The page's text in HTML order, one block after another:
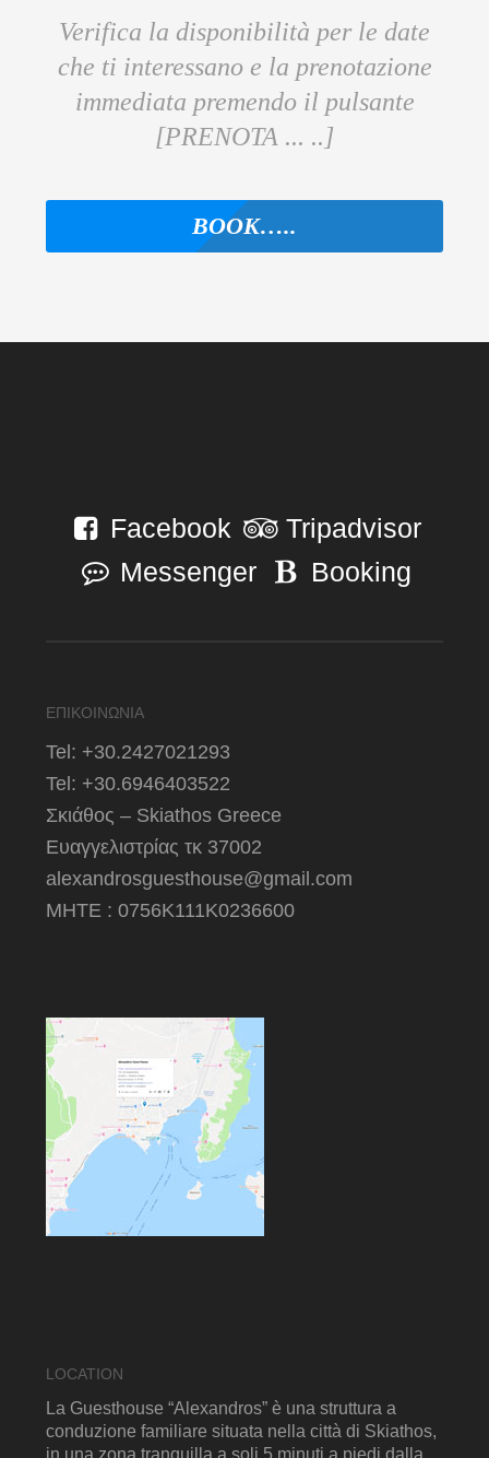
Verifica la disponibilità per le date
che ti interessano e la prenotazione
immediata premendo il pulsante
[PRENOTA ... ..]
ΒΟΟΚ…..
Facebook
Tripadvisor
Messenger
Booking
ΕΠΙΚΟΙΝΩΝΙΑ
Tel: +30.2427021293
Tel: +30.6946403522
Σκιάθος – Skiathos Greece
Ευαγγελιστρίας τκ 37002
alexandrosguesthouse@gmail.com
ΜΗΤΕ : 0756Κ111Κ0236600
LOCATION
La Guesthouse “Alexandros” è una struttura a
conduzione familiare situata nella città di Skiathos,